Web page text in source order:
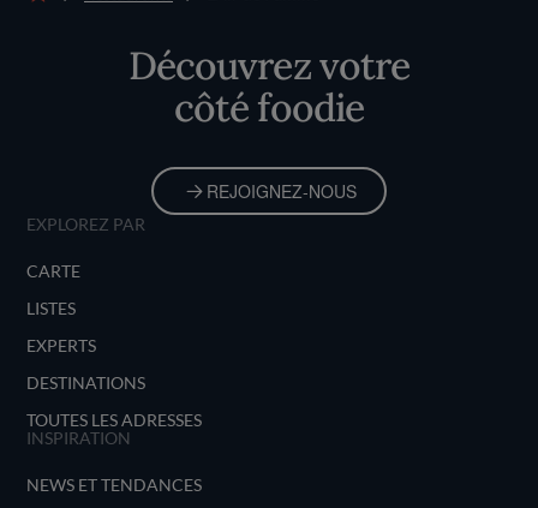
Découvrez votre
côté foodie
REJOIGNEZ-NOUS
EXPLOREZ PAR
CARTE
LISTES
EXPERTS
DESTINATIONS
TOUTES LES ADRESSES
INSPIRATION
NEWS ET TENDANCES